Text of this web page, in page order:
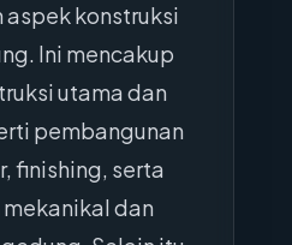
konstruksi
Ini mencakup
utama dan
pembangunan
finishing, serta
dan